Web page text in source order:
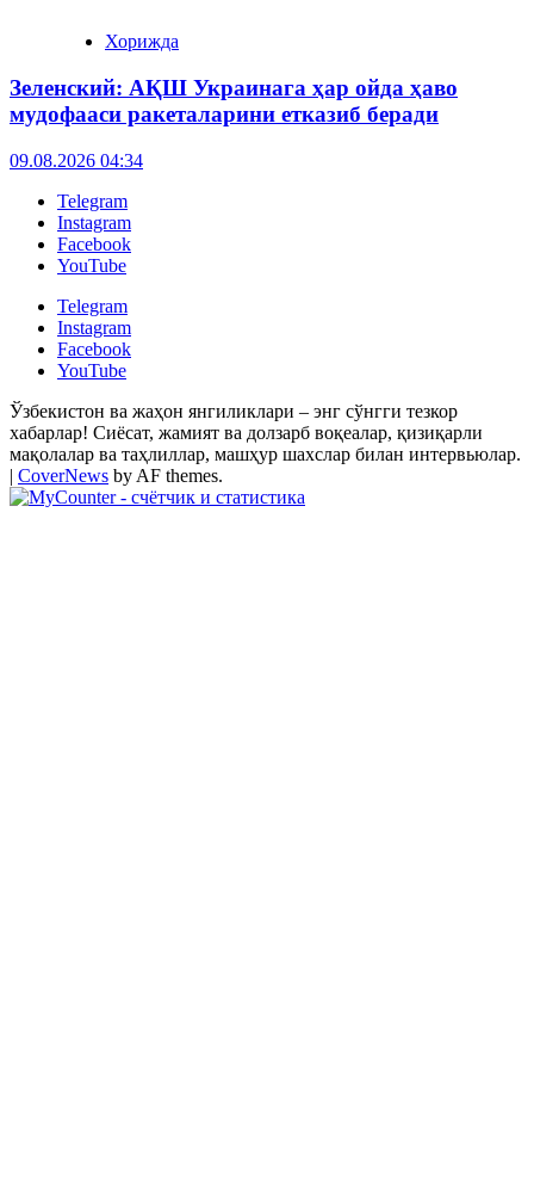
Хорижда
Зеленский: АҚШ Украинага ҳар ойда ҳаво
мудофааси ракеталарини етказиб беради
09.08.2026 04:34
Telegram
Instagram
Facebook
YouTube
Telegram
Instagram
Facebook
YouTube
Ўзбекистон ва жаҳон янгиликлари – энг сўнгги тезкор
хабарлар! Сиёсат, жамият ва долзарб воқеалар, қизиқарли
мақолалар ва таҳлиллар, машҳур шахслар билан интервьюлар.
| CoverNews by AF themes.